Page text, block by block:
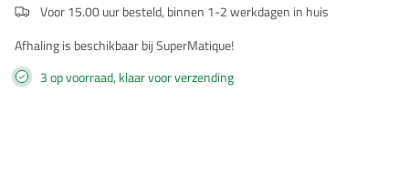
Voor 15.00 uur besteld, binnen 1-2 werkdagen in huis
Afhaling is beschikbaar bij SuperMatique!
3 op voorraad, klaar voor verzending